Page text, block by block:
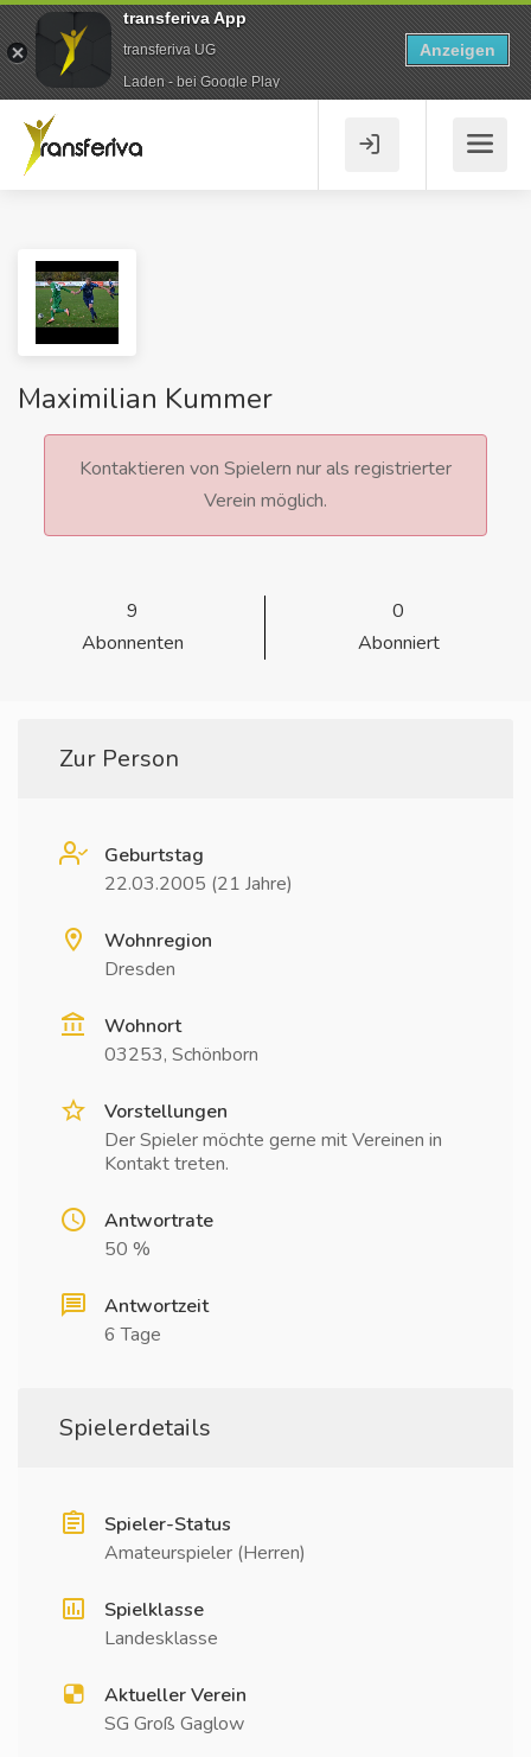
Maximilian Kummer
Kontaktieren von Spielern nur als registrierter
Verein möglich.
9
Abonnenten
0
Abonniert
Zur Person
Geburtstag
22.03.2005 (21 Jahre)
Wohnregion
Dresden
Wohnort
03253, Schönborn
Vorstellungen
Der Spieler möchte gerne mit Vereinen in
Kontakt treten.
Antwortrate
50 %
Antwortzeit
6 Tage
Spielerdetails
Spieler-Status
Amateurspieler (Herren)
Spielklasse
Landesklasse
Aktueller Verein
SG Groß Gaglow
transferiva App
transferiva UG
Laden - bei Google Play
Anzeigen